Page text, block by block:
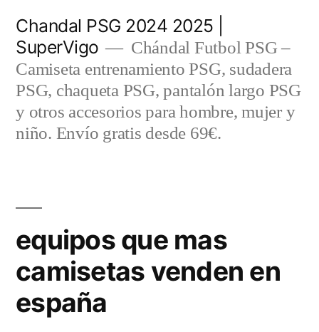
contenido
Chandal PSG 2024 2025 |
SuperVigo
Chándal Futbol PSG –
Camiseta entrenamiento PSG, sudadera
PSG, chaqueta PSG, pantalón largo PSG
y otros accesorios para hombre, mujer y
niño. Envío gratis desde 69€.
equipos que mas
camisetas venden en
españa